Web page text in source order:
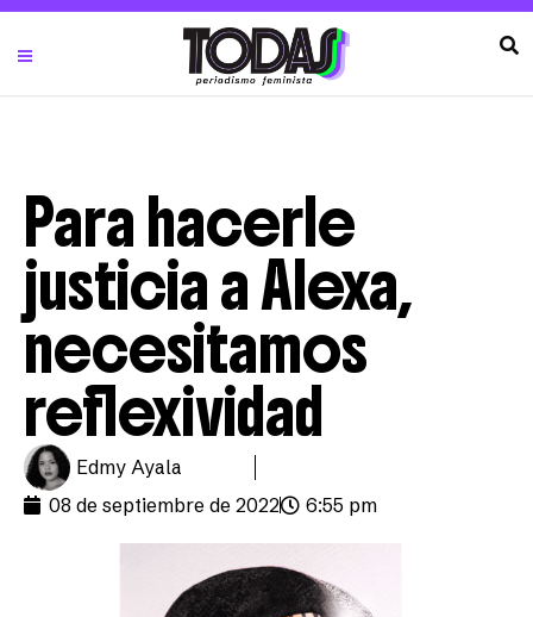
Para hacerle
justicia a Alexa,
necesitamos
reflexividad
Edmy Ayala
08 de septiembre de 2022
6:55 pm